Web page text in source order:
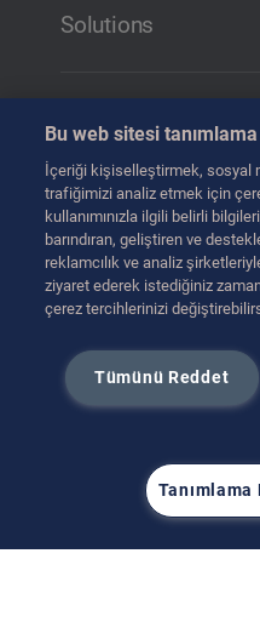
Contact
Solutions
Transfer
Handling
Transport
Hot Cell Equipment
İletişime geçin
International
Mart 2025
Bu web sitesi
İçeriği kişiselleştirmek, sosyal
trafiğimizi analiz etmek için
kullanımınızla ilgili belirli
barındıran, geliştiren ve
reklamcılık ve analiz
ziyaret ederek istediğiniz
çerez tercihlerinizi
Tümünü Reddet